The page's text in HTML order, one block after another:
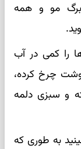
برگ مو و همه
را کمی در آب
چرخ‌ کرده،
و سبزی دلمه
به ‌طوری که